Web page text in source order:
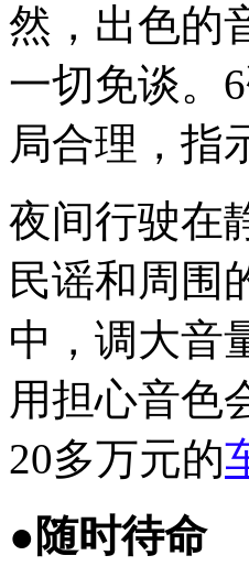
然，出色的
一切免谈。
局合理，指
夜间行驶在
民谣和周围
中，调大音
用担心音色
20多万元的
●随时待命